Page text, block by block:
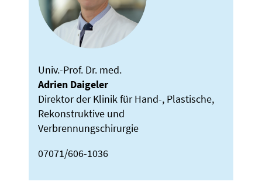
Univ.-Prof. Dr. med.
Adrien Daigeler
Direktor der Klinik für Hand-, Plastische,
Rekonstruktive und
Verbrennungschirurgie
07071/606-1036